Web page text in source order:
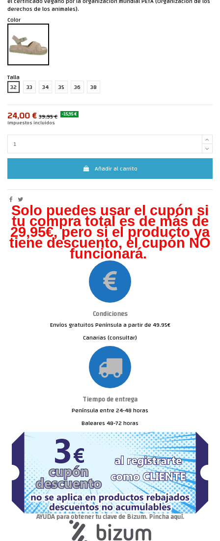
derechos de los animales).
Color
Talla
32
33 34 35 36 38
24,00 € 39,95 € -15,95 €
Impuestos incluidos
Añadir al carrito
Solo puedes usar el cupón si
tu compra total es de más de
29,95€, pero si el producto ya
tiene descuento, el cupón NO
funcionará.
Condiciones
Envíos gratuitos Península a partir de 49.95€
Canarias (consultar)
Tiempo de entrega
Península entre 24-48 horas
Baleares 48-72 horas
AYUDA para obtener tu clave de Bizum. Pincha aquí.